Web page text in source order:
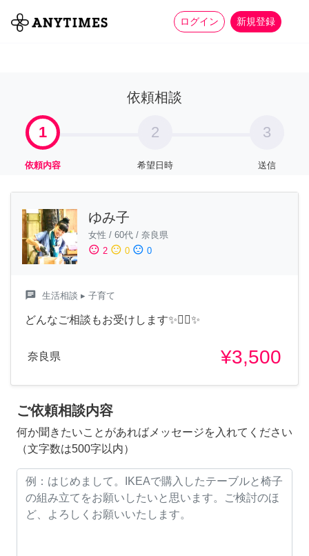
ログイン 新規登録
全て 家事 more_horiz
依頼相談
1
依頼内容
2
希望日時
3
送信
ゆみ子
女性 / 60代 / 奈良県
sentiment_satisfied 2 sentiment_neutral 0 sentiment_dissatisfied 0
chat 生活相談 ▸ 子育て
どんなご相談もお受けします✨🧚‍♀️✨
奈良県 ¥3,500
ご依頼相談内容
何か聞きたいことがあればメッセージを入れてください
（文字数は500字以内）